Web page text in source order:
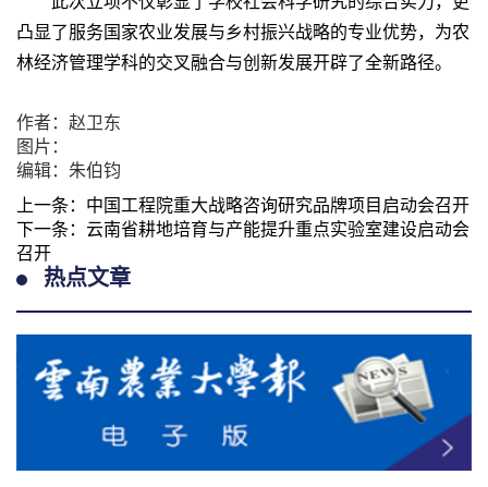
凸显了服务国家农业发展与乡村振兴战略的专业优势，为农
林经济管理学科的交叉融合与创新发展开辟了全新路径。
作者：赵卫东
图片：
编辑：朱伯钧
上一条： 中国工程院重大战略咨询研究品牌项目启动会召开
下一条： 云南省耕地培育与产能提升重点实验室建设启动会
召开
热点文章